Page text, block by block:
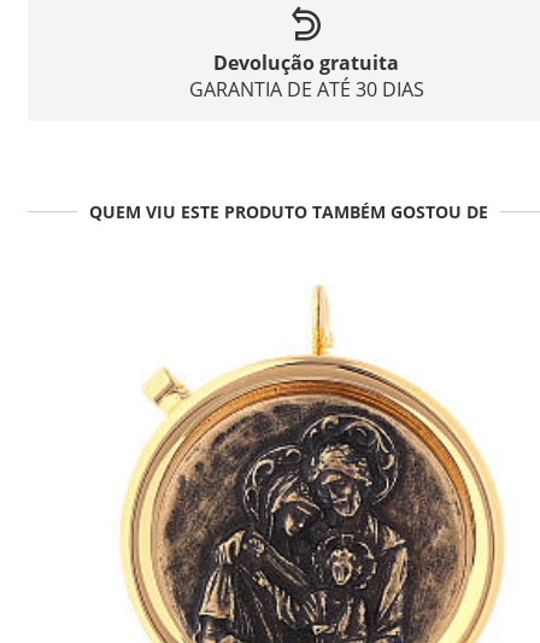
Devolução gratuita
GARANTIA DE ATÉ 30 DIAS
QUEM VIU ESTE PRODUTO TAMBÉM GOSTOU DE